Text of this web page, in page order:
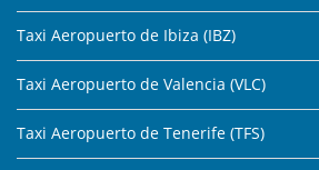
Taxi Aeropuerto de Ibiza (IBZ)
Taxi Aeropuerto de Valencia (VLC)
Taxi Aeropuerto de Tenerife (TFS)